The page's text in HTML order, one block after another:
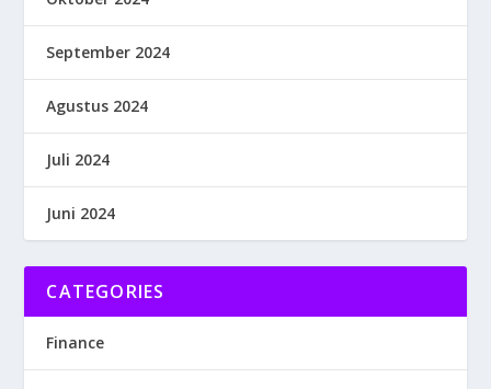
September 2024
Agustus 2024
Juli 2024
Juni 2024
CATEGORIES
Finance